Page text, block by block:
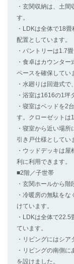
・玄関収納は、土
す。
・LDKは全体で18
配置としています。
・パントリーは1.7畳
・食卓はカウンタ
ペースを確保してい
・水廻りは回遊式で
・浴室は1616の1坪
・寝室はベッドを2
す。クローゼットは
・寝室から近い場
引き戸仕様としてい
・ウッドデッキは
利に利用できます。
■2階／子世帯
・玄関ホールから階
・冷暖房の無駄を
けています。
・LDKは全体で
ています。
・リビングにはシア
・リビングの南側
を設けました。